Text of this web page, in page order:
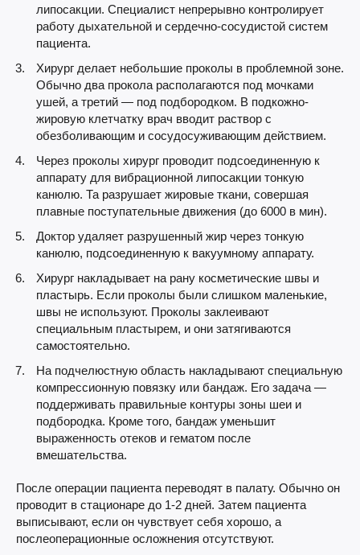
липосакции. Специалист непрерывно контролирует
работу дыхательной и сердечно-сосудистой систем
пациента.
Хирург делает небольшие проколы в проблемной зоне.
Обычно два прокола располагаются под мочками
ушей, а третий — под подбородком. В подкожно-
жировую клетчатку врач вводит раствор с
обезболивающим и сосудосуживающим действием.
Через проколы хирург проводит подсоединенную к
аппарату для вибрационной липосакции тонкую
канюлю. Та разрушает жировые ткани, совершая
плавные поступательные движения (до 6000 в мин).
Доктор удаляет разрушенный жир через тонкую
канюлю, подсоединенную к вакуумному аппарату.
Хирург накладывает на рану косметические швы и
пластырь. Если проколы были слишком маленькие,
швы не используют. Проколы заклеивают
специальным пластырем, и они затягиваются
самостоятельно.
На подчелюстную область накладывают специальную
компрессионную повязку или бандаж. Его задача —
поддерживать правильные контуры зоны шеи и
подбородка. Кроме того, бандаж уменьшит
выраженность отеков и гематом после
вмешательства.
После операции пациента переводят в палату. Обычно он
проводит в стационаре до 1-2 дней. Затем пациента
выписывают, если он чувствует себя хорошо, а
послеоперационные осложнения отсутствуют.